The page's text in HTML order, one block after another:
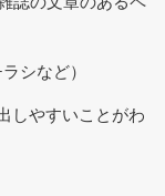
シなど）
しやすいことがわ